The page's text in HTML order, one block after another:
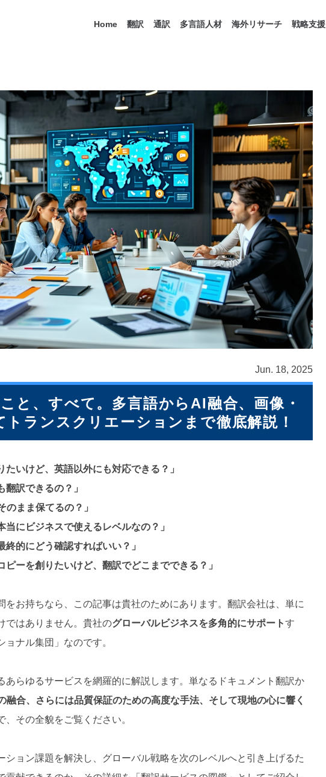
Home 翻訳 通訳 多言語人材 海外リサーチ 戦略支援
Jun. 18, 2025
と、すべて。多言語からAI融合、画像・
トランスクリエーションまで徹底解説！
たいけど、英語以外にも対応できる？」
翻訳できるの？」
のまま保てるの？」
当にビジネスで使えるレベルなの？」
終的にどう確認すればいい？」
ピーを創りたいけど、翻訳でどこまでできる？」
をお持ちなら、この記事は貴社のためにあります。翻訳会社は、単に
ではありません。貴社のグローバルビジネスを多角的にサポートす
ナル集団」なのです。
あらゆるサービスを網羅的に解説します。単なるドキュメント翻訳か
融合、さらには品質保証のための高度な手法、そして現地の心に響く
、その全貌をご覧ください。
ション課題を解決し、グローバル戦略を次のレベルへと引き上げるた